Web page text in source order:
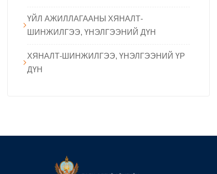
ҮЙЛ АЖИЛЛАГААНЫ ХЯНАЛТ-
ШИНЖИЛГЭЭ, ҮНЭЛГЭЭНИЙ ДҮН
ХЯНАЛТ-ШИНЖИЛГЭЭ, ҮНЭЛГЭЭНИЙ ҮР
ДҮН